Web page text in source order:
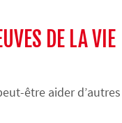
DE LA VIE
être aider d’autres